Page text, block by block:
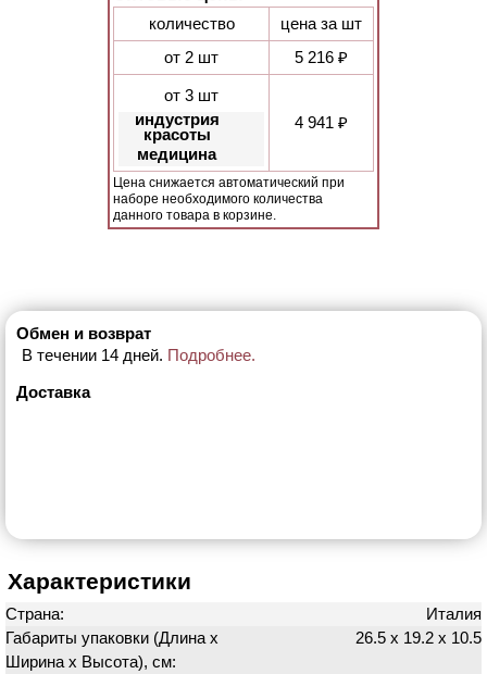
количество
цена за шт
от 2 шт
5 216 ₽
от 3 шт
индустрия
красоты
медицина
4 941 ₽
Цена снижается автоматический при
наборе необходимого количества
данного товара в корзине.
Обмен и возврат
В течении 14 дней. Подробнее.
Доставка
Характеристики
Страна:
Италия
Габариты упаковки (Длина х
Ширина х Высота), см:
26.5 х 19.2 х 10.5